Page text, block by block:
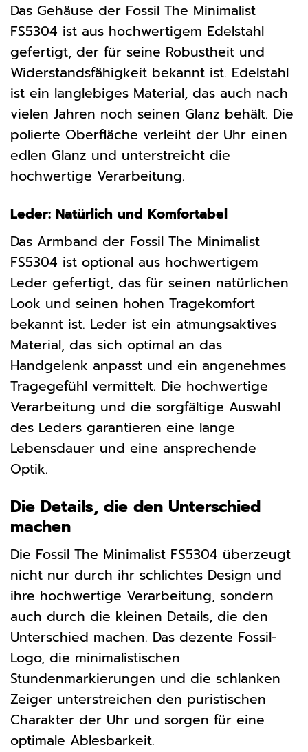
Das Gehäuse der Fossil The Minimalist
FS5304 ist aus hochwertigem Edelstahl
gefertigt, der für seine Robustheit und
Widerstandsfähigkeit bekannt ist. Edelstahl
ist ein langlebiges Material, das auch nach
vielen Jahren noch seinen Glanz behält. Die
polierte Oberfläche verleiht der Uhr einen
edlen Glanz und unterstreicht die
hochwertige Verarbeitung.
Leder: Natürlich und Komfortabel
Das Armband der Fossil The Minimalist
FS5304 ist optional aus hochwertigem
Leder gefertigt, das für seinen natürlichen
Look und seinen hohen Tragekomfort
bekannt ist. Leder ist ein atmungsaktives
Material, das sich optimal an das
Handgelenk anpasst und ein angenehmes
Tragegefühl vermittelt. Die hochwertige
Verarbeitung und die sorgfältige Auswahl
des Leders garantieren eine lange
Lebensdauer und eine ansprechende
Optik.
Die Details, die den Unterschied
machen
Die Fossil The Minimalist FS5304 überzeugt
nicht nur durch ihr schlichtes Design und
ihre hochwertige Verarbeitung, sondern
auch durch die kleinen Details, die den
Unterschied machen. Das dezente Fossil-
Logo, die minimalistischen
Stundenmarkierungen und die schlanken
Zeiger unterstreichen den puristischen
Charakter der Uhr und sorgen für eine
optimale Ablesbarkeit.